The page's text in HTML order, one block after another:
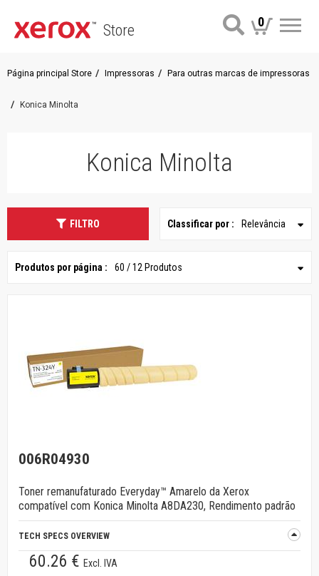
Store 0
Página principal Store Impressoras Para outras marcas de impressoras
Konica Minolta
Konica Minolta
FILTRO Classificar por : Relevância
Produtos por página : 60 / 12 Produtos
006R04930
Toner remanufaturado Everyday™ Amarelo da Xerox
compatível com Konica Minolta A8DA230, Rendimento padrão
TECH SPECS OVERVIEW
60.26 € Excl. IVA